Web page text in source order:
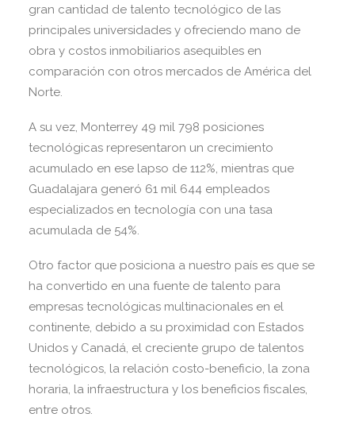
gran cantidad de talento tecnológico de las
principales universidades y ofreciendo mano de
obra y costos inmobiliarios asequibles en
comparación con otros mercados de América del
Norte.
A su vez, Monterrey 49 mil 798 posiciones
tecnológicas representaron un crecimiento
acumulado en ese lapso de 112%, mientras que
Guadalajara generó 61 mil 644 empleados
especializados en tecnología con una tasa
acumulada de 54%.
Otro factor que posiciona a nuestro país es que se
ha convertido en una fuente de talento para
empresas tecnológicas multinacionales en el
continente, debido a su proximidad con Estados
Unidos y Canadá, el creciente grupo de talentos
tecnológicos, la relación costo-beneficio, la zona
horaria, la infraestructura y los beneficios fiscales,
entre otros.